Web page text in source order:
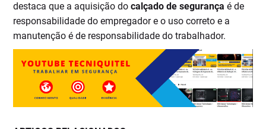
destaca que a aquisição docalçado de segurança é de
responsabilidade do empregador e o uso correto e a
manutenção é de responsabilidade do trabalhador.